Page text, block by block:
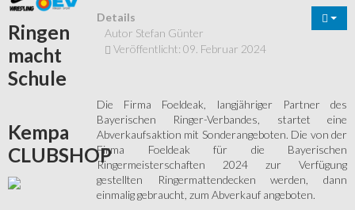
Details
Autor Stefan Günter
Veröffentlicht: 09. Februar 2024
Die Firma Foeldeak, langjähriger Partner des
Bayerischen Ringer-Verbandes, startet eine
Abverkaufsaktion mit Sonderangeboten. Die von der
Firma Foeldeak für die Bayerischen
Ringermeisterschaften 2024 zur Verfügung
gestellten Ringermattendecken werden, dann
einmalig gebraucht, zum Abverkauf angeboten.
Ringen
macht
Schule
Kempa
CLUBSHOP